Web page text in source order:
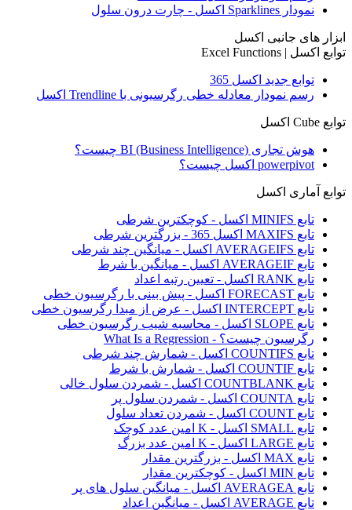
نمودار Sparklines اکسل - چارت درون سلول
ابزار های جانبی اکسل
توابع اکسل | Excel Functions
توابع جدید اکسل 365
رسم نمودار معادله خطی رگرسیونی با Trendline اکسل
توابع Cube اکسل
هوش تجاری BI (Business Intelligence) چیست؟
powerpivot اکسل چیست؟
توابع آماری اکسل
تابع MINIFS اکسل - کوچکترین شرطی
تابع MAXIFS اکسل 365 - بزرگترین شرطی
تابع AVERAGEIFS اکسل - میانگین چند شرطی
تابع AVERAGEIF اکسل - میانگین با شرط
تابع RANK اکسل - تعیین رتبه اعداد
تابع FORECAST اکسل - پیش بینی با رگرسیون خطی
تابع INTERCEPT اکسل - عرض از مبدا رگرسیون خطی
تابع SLOPE اکسل - محاسبه شیب رگرسیون خطی
رگرسیون چیست؟ - What Is a Regression
تابع COUNTIFS اکسل - شمارش چند شرطی
تابع COUNTIF اکسل - شمارش با شرط
تابع COUNTBLANK اکسل - شمردن سلول خالی
تابع COUNTA اکسل - شمردن سلول پر
تابع COUNT اکسل - شمردن تعداد سلول
تابع SMALL اکسل - K امین عدد کوچک
تابع LARGE اکسل - K امین عدد بزرگ
تابع MAX اکسل - بزرگترین مقدار
تابع MIN اکسل - کوچکترین مقدار
تابع AVERAGEA اکسل - میانگین سلول های پر
تابع AVERAGE اکسل - میانگین اعداد